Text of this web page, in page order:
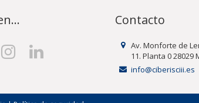
Contacto
Av. Monforte de
11. Planta 0 28029
info@ciberisciii.es